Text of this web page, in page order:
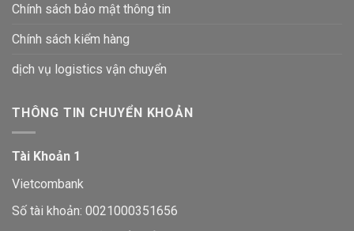
Chính sách bảo mật thông tin
Chính sách kiểm hàng
dịch vụ logistics vận chuyển
THÔNG TIN CHUYỂN KHOẢN
Tài Khoản 1
Vietcombank
Số tài khoản: 0021000351656